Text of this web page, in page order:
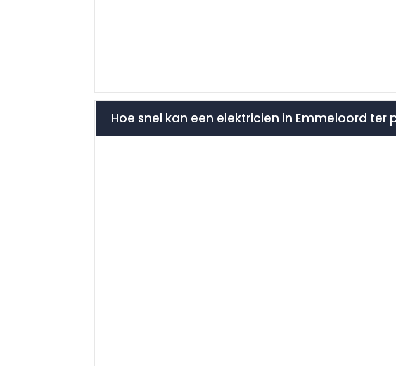
Hoe snel kan een elektricien in Emmeloord ter